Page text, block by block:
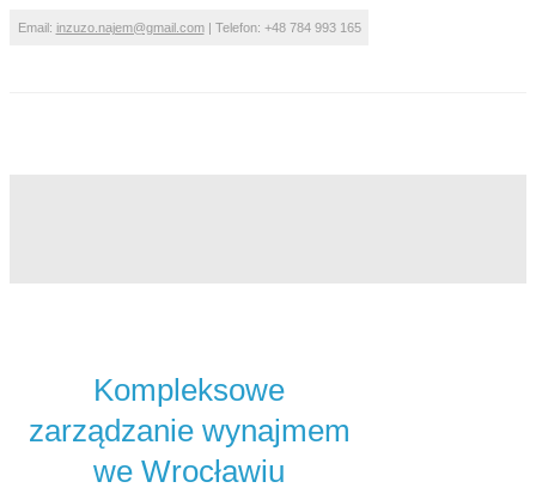
Email: inzuzo.najem@gmail.com| Telefon: +48 784 993 165
Kompleksowe
zarządzanie wynajmem
we Wrocławiu